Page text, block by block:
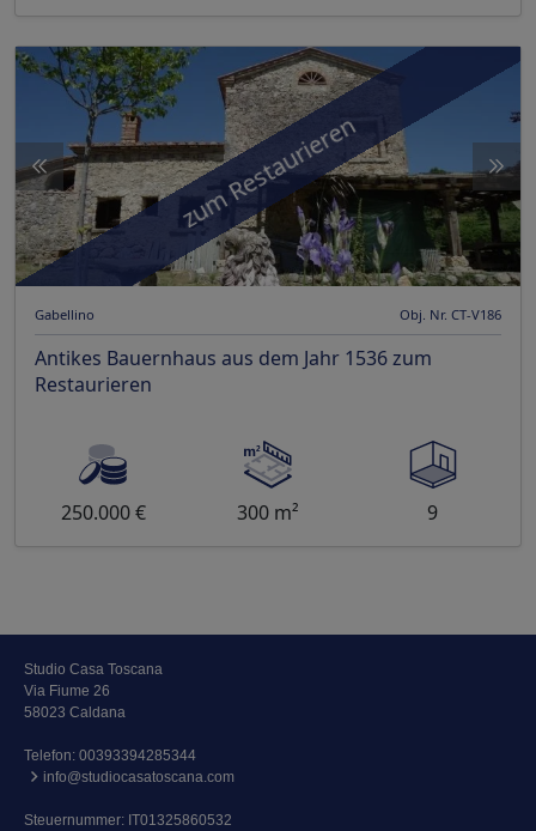
zum Restaurieren
Gabellino Obj. Nr. CT-V186
Antikes Bauernhaus aus dem Jahr 1536 zum
Restaurieren
250.000 € 300 m² 9
Studio Casa Toscana
Via Fiume 26
58023 Caldana
Telefon: 00393394285344
info@studiocasatoscana.com
Steuernummer: IT01325860532